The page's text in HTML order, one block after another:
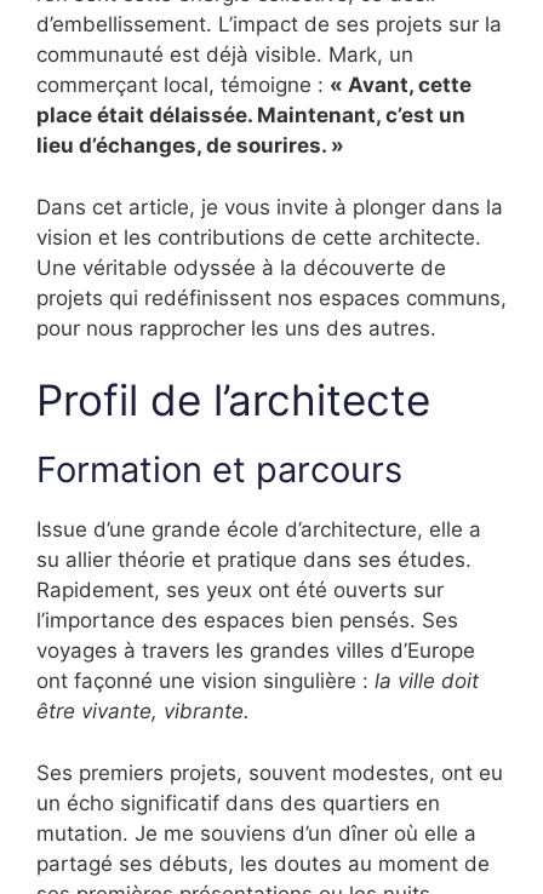
d’embellissement. L’impact de ses projets sur la
communauté est déjà visible. Mark, un
commerçant local, témoigne : « Avant, cette
place était délaissée. Maintenant, c’est un
lieu d’échanges, de sourires. »
Dans cet article, je vous invite à plonger dans la
vision et les contributions de cette architecte.
Une véritable odyssée à la découverte de
projets qui redéfinissent nos espaces communs,
pour nous rapprocher les uns des autres.
Profil de l’architecte
Formation et parcours
Issue d’une grande école d’architecture, elle a
su allier théorie et pratique dans ses études.
Rapidement, ses yeux ont été ouverts sur
l’importance des espaces bien pensés. Ses
voyages à travers les grandes villes d’Europe
ont façonné une vision singulière : la ville doit
être vivante, vibrante.
Ses premiers projets, souvent modestes, ont eu
un écho significatif dans des quartiers en
mutation. Je me souviens d’un dîner où elle a
partagé ses débuts, les doutes au moment de